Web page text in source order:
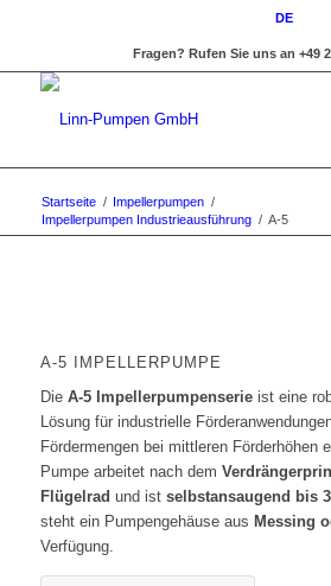
DE
Fragen? Rufen Sie uns an +49
Startseite / Impellerpumpen /
Impellerpumpen Industrieausführung / A-5
A-5 IMPELLERPUMPE
Die A-5 Impellerpumpenserieist eine
Lösung für industrielle
Fördermengen bei mittleren Förderhöhen
Pumpe arbeitet nach dem
Flügelrad und ist selbstansaugend bis
steht ein Pumpengehäuse aus Messing
Verfügung.